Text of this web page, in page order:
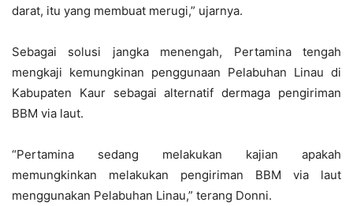
darat, itu yang membuat merugi,” ujarnya.
Sebagai solusi jangka menengah, Pertamina tengah
mengkaji kemungkinan penggunaan Pelabuhan Linau di
Kabupaten Kaur sebagai alternatif dermaga pengiriman
BBM via laut.
“Pertamina sedang melakukan kajian apakah
memungkinkan melakukan pengiriman BBM via laut
menggunakan Pelabuhan Linau,” terang Donni.